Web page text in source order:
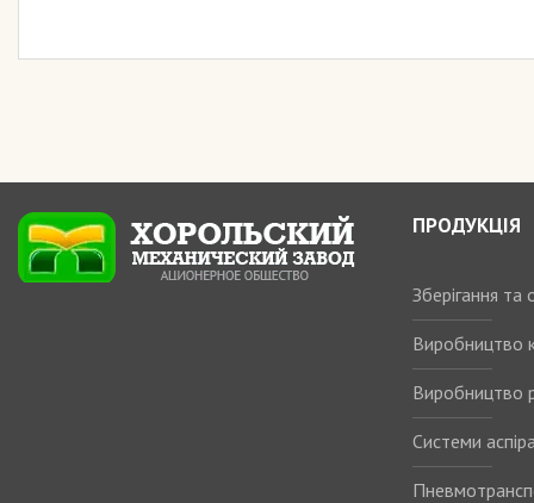
ПРОДУКЦІЯ
Зберігання
Виробництво
Виробництво
Системи